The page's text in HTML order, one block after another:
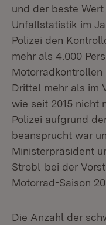
und der beste
Unfallstatistik im
Polizei den
mehr als 4.000
Motorradkontrollen
Drittel mehr als im
wie seit 2015 nicht
Polizei aufgrund
beansprucht war
Ministerpräsident
Strobl bei der
Motorrad-Saison
Die Anzahl der